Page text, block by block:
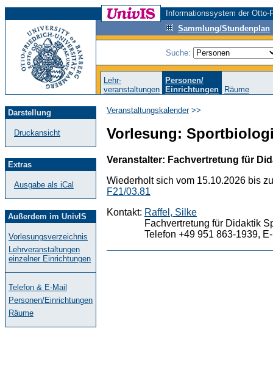
Informationssystem der
Sammlung/Stundenplan
Suche:
Lehr-
veranstaltungen
Personen/
Einrichtungen
Räume
Darstellung
Druckansicht
Extras
Ausgabe als iCal
Außerdem im UnivIS
Vorlesungsverzeichnis
Lehrveranstaltungen
einzelner Einrichtungen
Telefon & E-Mail
Personen/Einrichtungen
Räume
Veranstaltungskalender>>
Vorlesung:
Veranstalter: Fachvertretung für
Wiederholt sich vom 15.10.2026 bis
F21/03.81
Kontakt: Raffel, Silke
Fachvertretung für Didaktik
Telefon +49 951 863-1939,